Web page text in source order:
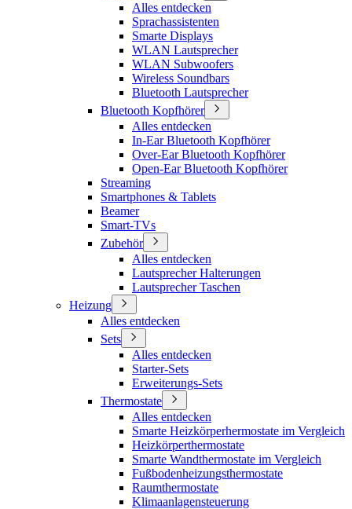
Alles entdecken
Sprachassistenten
Smarte Displays
WLAN Lautsprecher
WLAN Subwoofers
Wireless Soundbars
Bluetooth Lautsprecher
Bluetooth Kopfhörer
Alles entdecken
In-Ear Bluetooth Kopfhörer
Over-Ear Bluetooth Kopfhörer
Open-Ear Bluetooth Kopfhörer
Streaming
Smartphones & Tablets
Beamer
Smart-TVs
Zubehör
Alles entdecken
Lautsprecher Halterungen
Lautsprecher Taschen
Heizung
Alles entdecken
Sets
Alles entdecken
Starter-Sets
Erweiterungs-Sets
Thermostate
Alles entdecken
Smarte Heizkörperhermostate im Vergleich
Heizkörperthermostate
Smarte Wandthermostate im Vergleich
Fußbodenheizungsthermostate
Raumthermostate
Klimaanlagensteuerung